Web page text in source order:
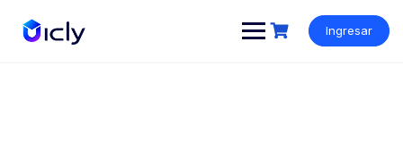
Ingresar